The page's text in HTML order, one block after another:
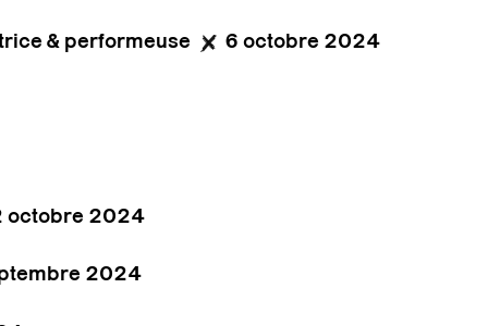
& performeuse 6 octobre 2024
octobre 2024
2024